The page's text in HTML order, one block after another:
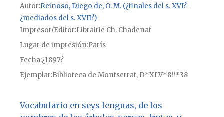
Autor Reinoso, Diego de, O. M. (¿finales del s. XVI?-
¿mediados del s. XVII?)
Impresor/Editor Librairie Ch. Chadenat
Lugar de impresiónParís
Fecha¿1897?
Ejemplar Biblioteca de Montserrat, D*XLV*8.º*38
Vocabulario en seys lenguas, de los